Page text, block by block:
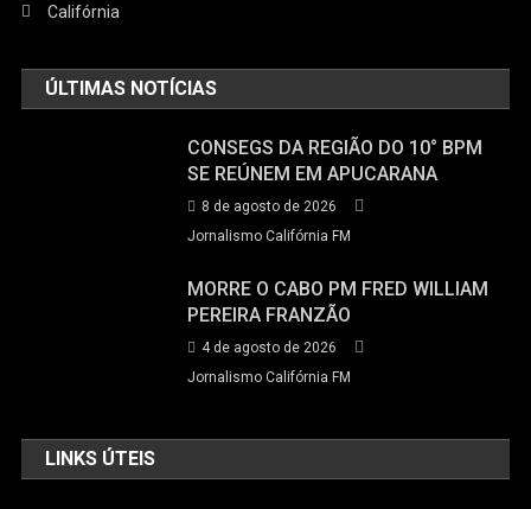
Califórnia
ÚLTIMAS NOTÍCIAS
CONSEGS DA REGIÃO DO 10° BPM
SE REÚNEM EM APUCARANA
8 de agosto de 2026
Jornalismo Califórnia FM
MORRE O CABO PM FRED WILLIAM
PEREIRA FRANZÃO
4 de agosto de 2026
Jornalismo Califórnia FM
LINKS ÚTEIS